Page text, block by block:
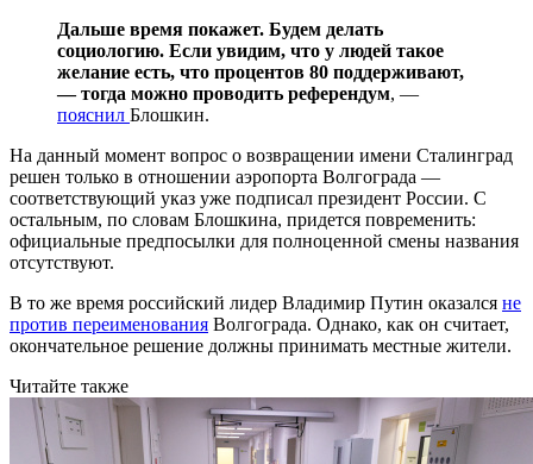
Дальше время покажет. Будем делать
социологию. Если увидим, что у людей такое
желание есть, что процентов 80 поддерживают,
— тогда можно проводить референдум, —
пояснил Блошкин.
На данный момент вопрос о возвращении имени Сталинград
решен только в отношении аэропорта Волгограда —
соответствующий указ уже подписал президент России. С
остальным, по словам Блошкина, придется повременить:
официальные предпосылки для полноценной смены названия
отсутствуют.
В то же время российский лидер Владимир Путин оказался не
против переименования Волгограда. Однако, как он считает,
окончательное решение должны принимать местные жители.
Читайте также